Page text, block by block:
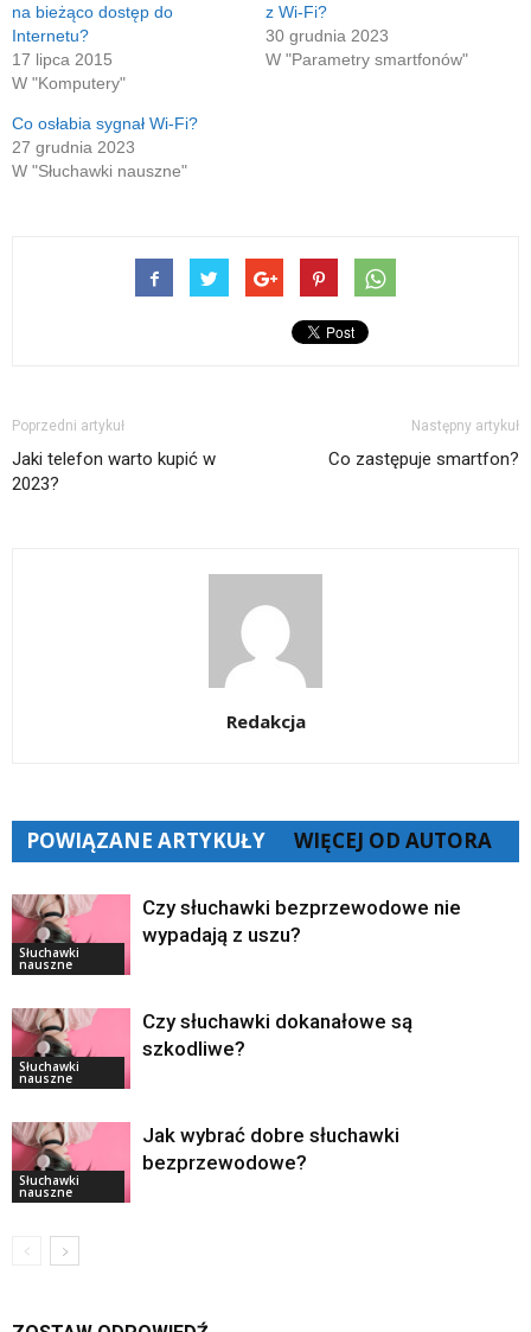
oknie)
na bieżąco dostęp do
Internetu?
17 lipca 2015
W "Komputery"
z Wi-Fi?
30 grudnia 2023
W "Parametry smartfonów"
Co osłabia sygnał Wi-Fi?
27 grudnia 2023
W "Słuchawki nauszne"
Poprzedni artykuł
Jaki telefon warto kupić w
2023?
Następny artykuł
Co zastępuje smartfon?
Redakcja
POWIĄZANE ARTYKUŁY WIĘCEJ OD AUTORA
Słuchawki
nauszne
Czy słuchawki bezprzewodowe nie
wypadają z uszu?
Słuchawki
nauszne
Czy słuchawki dokanałowe są
szkodliwe?
Słuchawki
nauszne
Jak wybrać dobre słuchawki
bezprzewodowe?